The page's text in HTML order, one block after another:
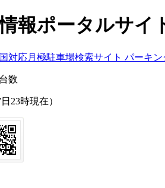
報ポータルサイ
対応月極駐車場検索サイト パーキン
数
23時現在）